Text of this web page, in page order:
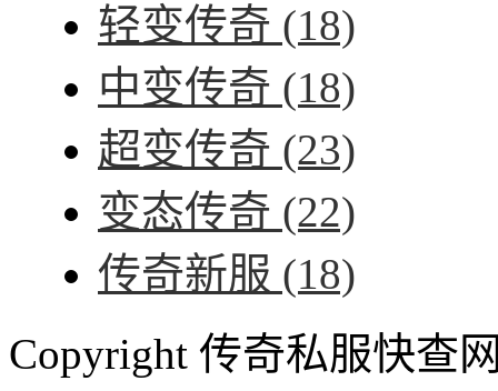
轻变传奇 (18)
中变传奇 (18)
超变传奇 (23)
变态传奇 (22)
传奇新服 (18)
Copyright 传奇私服快查